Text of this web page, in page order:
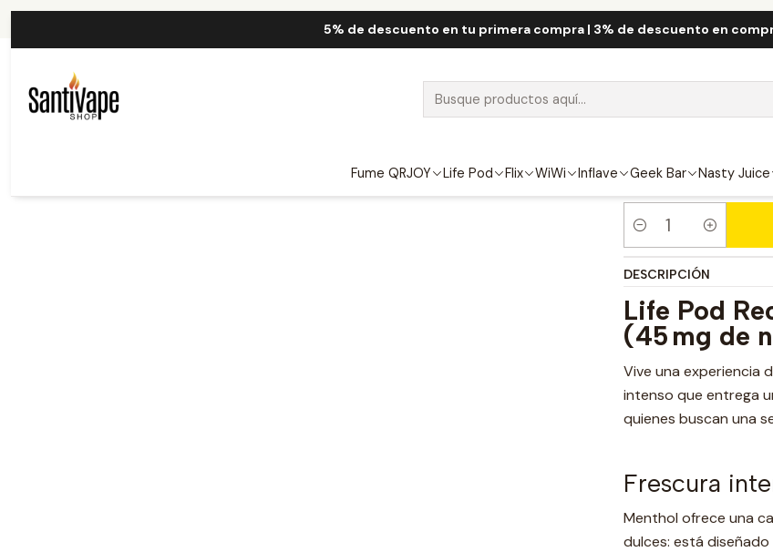
5% de descuento en tu primera compra | 3% de descuento en
Fume QRJOY Life Pod Flix WiWi Inflave Geek Bar Nasty Juice
Life Pod
Cantidad
DESCRIPCIÓN
Life Pod
(45 mg de
Vive una experiencia
intenso que entrega
quienes buscan una
Frescura
Menthol ofrece una
dulces: está